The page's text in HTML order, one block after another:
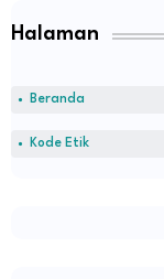
Halaman
Beranda
Kode Etik